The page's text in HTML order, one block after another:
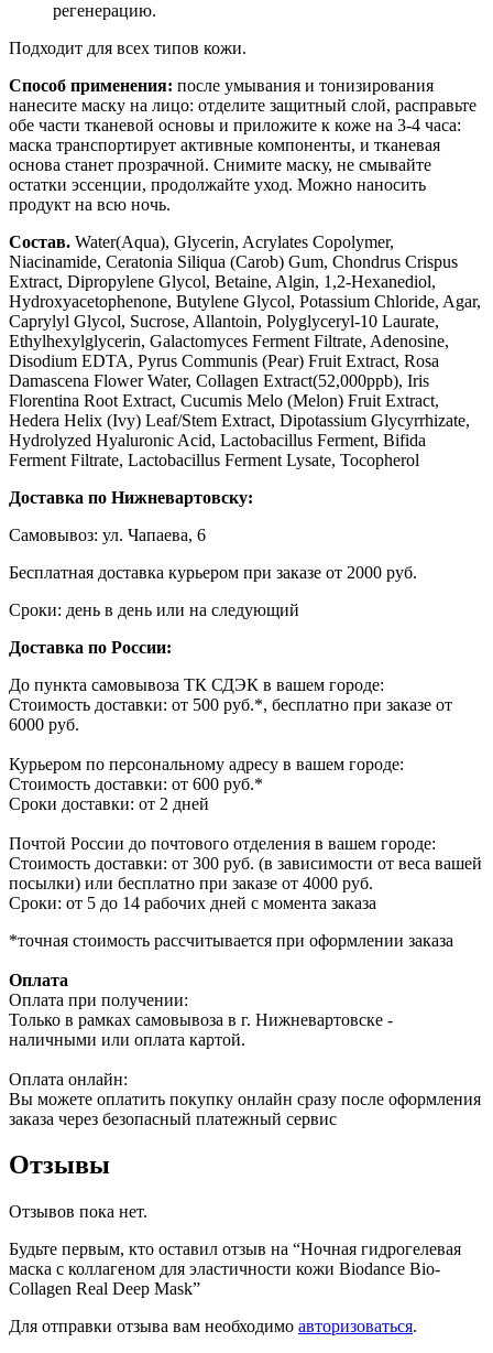
регенерацию.
Подходит для всех типов кожи.
Способ применения: после умывания и тонизирования
нанесите маску на лицо: отделите защитный слой, расправьте
обе части тканевой основы и приложите к коже на 3-4 часа:
маска транспортирует активные компоненты, и тканевая
основа станет прозрачной. Снимите маску, не смывайте
остатки эссенции, продолжайте уход. Можно наносить
продукт на всю ночь.
Состав. Water(Aqua), Glycerin, Acrylates Copolymer,
Niacinamide, Ceratonia Siliqua (Carob) Gum, Chondrus Crispus
Extract, Dipropylene Glycol, Betaine, Algin, 1,2-Hexanediol,
Hydroxyacetophenone, Butylene Glycol, Potassium Chloride, Agar,
Caprylyl Glycol, Sucrose, Allantoin, Polyglyceryl-10 Laurate,
Ethylhexylglycerin, Galactomyces Ferment Filtrate, Adenosine,
Disodium EDTA, Pyrus Communis (Pear) Fruit Extract, Rosa
Damascena Flower Water, Collagen Extract(52,000ppb), Iris
Florentina Root Extract, Cucumis Melo (Melon) Fruit Extract,
Hedera Helix (Ivy) Leaf/Stem Extract, Dipotassium Glycyrrhizate,
Hydrolyzed Hyaluronic Acid, Lactobacillus Ferment, Bifida
Ferment Filtrate, Lactobacillus Ferment Lysate, Tocopherol
Доставка по Нижневартовску:
Самовывоз: ул. Чапаева, 6
Бесплатная доставка курьером при заказе от 2000 руб.
Сроки: день в день или на следующий
Доставка по России:
До пункта самовывоза ТК СДЭК в вашем городе:
Стоимость доставки: от 500 руб.*, бесплатно при заказе от
6000 руб.
Курьером по персональному адресу в вашем городе:
Стоимость доставки: от 600 руб.*
Сроки доставки: от 2 дней
Почтой России до почтового отделения в вашем городе:
Стоимость доставки: от 300 руб. (в зависимости от веса вашей
посылки) или бесплатно при заказе от 4000 руб.
Сроки: от 5 до 14 рабочих дней с момента заказа
*точная стоимость рассчитывается при оформлении заказа
Оплата
Оплата при получении:
Только в рамках самовывоза в г. Нижневартовске -
наличными или оплата картой.
Оплата онлайн:
Вы можете оплатить покупку онлайн сразу после оформления
заказа через безопасный платежный сервис
Отзывы
Отзывов пока нет.
Будьте первым, кто оставил отзыв на “Ночная гидрогелевая
маска с коллагеном для эластичности кожи Biodance Bio-
Collagen Real Deep Mask”
Для отправки отзыва вам необходимо авторизоваться.